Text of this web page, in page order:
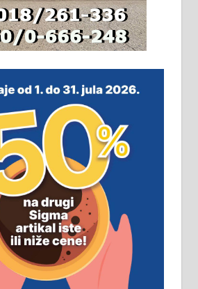
нова,
кућа површине 160
од 8 ари у Зеленом
63-584
ОГЛАСИ
Рудник
запошљава 20
рудара. Услови:
пожељно радно
истим и сличним
али не и неопходан
смештај,
032/57-41-122 –